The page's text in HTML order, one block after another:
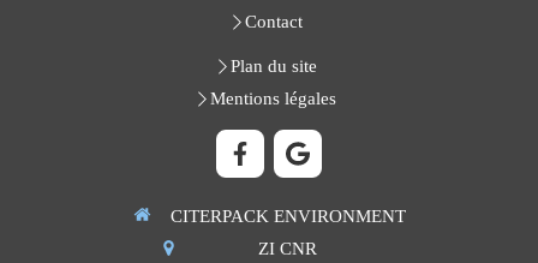
Contact
Plan du site
Mentions légales
CITERPACK ENVIRONMENT
ZI CNR